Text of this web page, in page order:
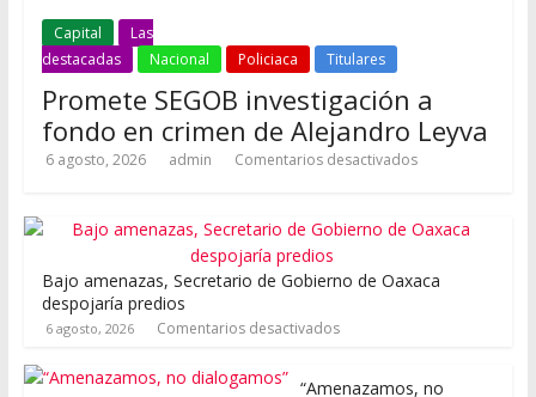
Capital
Las
destacadas
Nacional Policiaca Titulares
Promete SEGOB investigación a
fondo en crimen de Alejandro Leyva
6 agosto, 2026 admin Comentarios desactivados
Bajo amenazas, Secretario de Gobierno de Oaxaca
despojaría predios
6 agosto, 2026 Comentarios desactivados
“Amenazamos, no